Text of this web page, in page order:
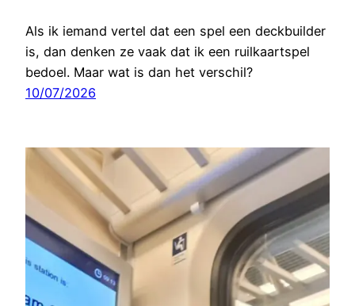
Als ik iemand vertel dat een spel een deckbuilder
is, dan denken ze vaak dat ik een ruilkaartspel
bedoel. Maar wat is dan het verschil?
10/07/2026